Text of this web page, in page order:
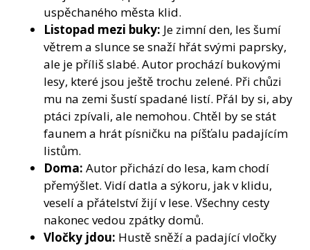
uspěchaného města klid.
Listopad mezi buky: Je zimní den, les šumí
větrem a slunce se snaží hřát svými paprsky,
ale je příliš slabé. Autor prochází bukovými
lesy, které jsou ještě trochu zelené. Při chůzi
mu na zemi šustí spadané listí. Přál by si, aby
ptáci zpívali, ale nemohou. Chtěl by se stát
faunem a hrát písničku na píšťalu padajícím
listům.
Doma: Autor přichází do lesa, kam chodí
přemýšlet. Vidí datla a sýkoru, jak v klidu,
veselí a přátelství žijí v lese. Všechny cesty
nakonec vedou zpátky domů.
Vločky jdou: Hustě sněží a padající vločky